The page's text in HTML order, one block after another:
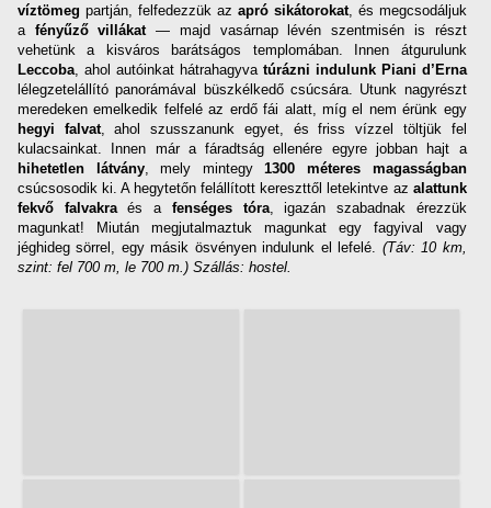
víztömeg partján, felfedezzük az apró sikátorokat, és megcsodáljuk
a fényűző villákat — majd vasárnap lévén szentmisén is részt
vehetünk a kisváros barátságos templomában. Innen átgurulunk
Leccoba , ahol autóinkat hátrahagyva túrázni indulunk Piani d’Erna
lélegzetelállító panorámával büszkélkedő csúcsára. Utunk nagyrészt
meredeken emelkedik felfelé az erdő fái alatt, míg el nem érünk egy
hegyi falvat, ahol szusszanunk egyet, és friss vízzel töltjük fel
kulacsainkat. Innen már a fáradtság ellenére egyre jobban hajt a
hihetetlen látvány, mely mintegy1300 méteres magasságban
csúcsosodik ki. A hegytetőn felállított kereszttől letekintve az alattunk
fekvő falvakraés a fenséges tóra, igazán szabadnak érezzük
magunkat! Miután megjutalmaztuk magunkat egy fagyival vagy
jéghideg sörrel, egy másik ösvényen indulunk el lefelé. (Táv: 10 km,
szint: fel 700 m, le 700 m.) Szállás: hostel.